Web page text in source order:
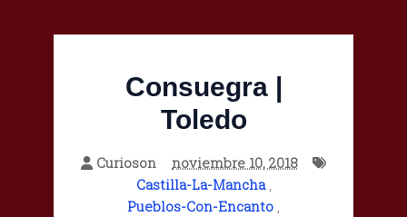
Consuegra |
Toledo
Curioson
noviembre 10, 2018
Castilla-La-Mancha,
Pueblos-Con-Encanto ,